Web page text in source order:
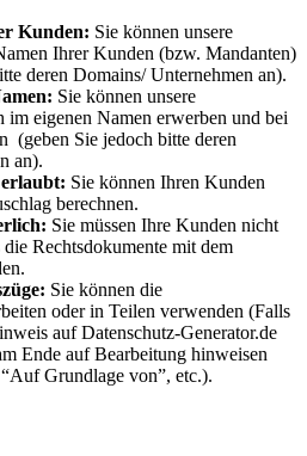
Kunden: Sie können unsere
Ihrer Kunden (bzw. Mandanten)
deren Domains/ Unternehmen an).
Sie können unsere
im eigenen Namen erwerben und bei
(geben Sie jedoch bitte deren
an).
Sie können Ihren Kunden
berechnen.
Sie müssen Ihre Kunden nicht
Rechtsdokumente mit dem
Sie können die
oder in Teilen verwenden (Falls
auf Datenschutz-Generator.de
Ende auf Bearbeitung hinweisen
Grundlage von”, etc.).